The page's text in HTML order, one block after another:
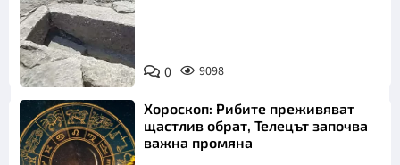
Снимка:
Bulgaria ON
AIR
0 9098
Хороскоп: Рибите преживяват
щастлив обрат, Телецът започва
важна промяна